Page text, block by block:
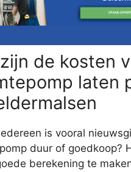
de kosten
laten
is vooral
duur of goedkoop?
berekening te